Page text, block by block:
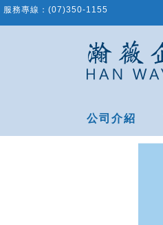
跳
到
服務專線： (07)350-1155
公司介紹